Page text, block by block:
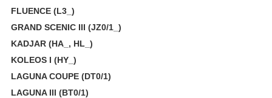
FLUENCE (L3_)
GRAND SCENIC III (JZ0/1_)
KADJAR (HA_, HL_)
KOLEOS I (HY_)
LAGUNA COUPE (DT0/1)
LAGUNA III (BT0/1)